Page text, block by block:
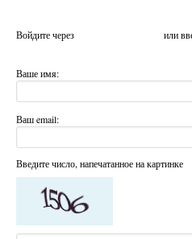
Войдите через или
Ваше имя:
Ваш email:
Введите число, напечатанное на картинке